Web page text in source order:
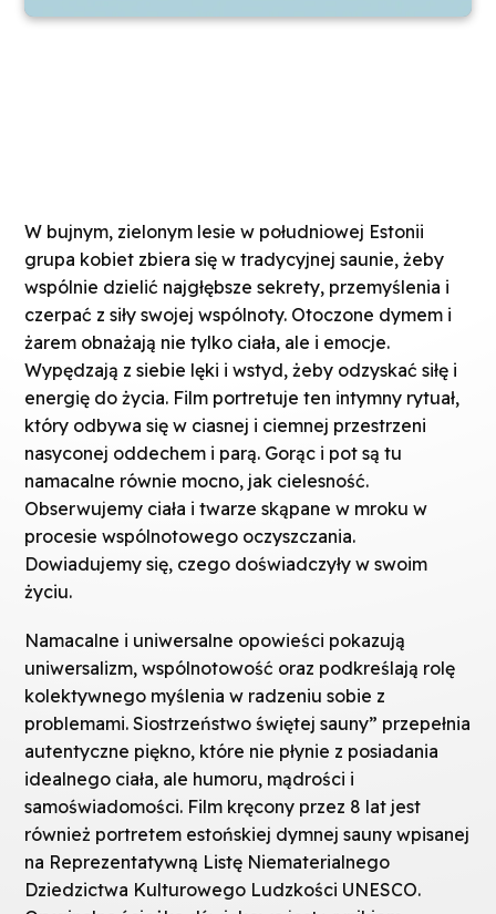
W bujnym, zielonym lesie w południowej Estonii
grupa kobiet zbiera się w tradycyjnej saunie, żeby
wspólnie dzielić najgłębsze sekrety, przemyślenia i
czerpać z siły swojej wspólnoty. Otoczone dymem i
żarem obnażają nie tylko ciała, ale i emocje.
Wypędzają z siebie lęki i wstyd, żeby odzyskać siłę i
energię do życia. Film portretuje ten intymny rytuał,
który odbywa się w ciasnej i ciemnej przestrzeni
nasyconej oddechem i parą. Gorąc i pot są tu
namacalne równie mocno, jak cielesność.
Obserwujemy ciała i twarze skąpane w mroku w
procesie wspólnotowego oczyszczania.
Dowiadujemy się, czego doświadczyły w swoim
życiu.
Namacalne i uniwersalne opowieści pokazują
uniwersalizm, wspólnotowość oraz podkreślają rolę
kolektywnego myślenia w radzeniu sobie z
problemami. Siostrzeństwo świętej sauny” przepełnia
autentyczne piękno, które nie płynie z posiadania
idealnego ciała, ale humoru, mądrości i
samoświadomości. Film kręcony przez 8 lat jest
również portretem estońskiej dymnej sauny wpisanej
na Reprezentatywną Listę Niematerialnego
Dziedzictwa Kulturowego Ludzkości UNESCO.